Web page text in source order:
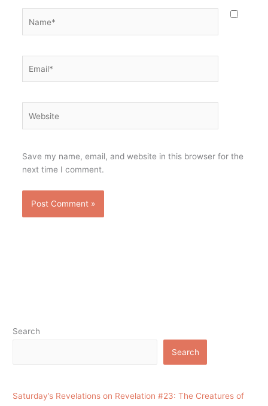
Save my name, email, and website in this browser for the
next time I comment.
Search
Search
Saturday’s Revelations on Revelation #23: The Creatures of